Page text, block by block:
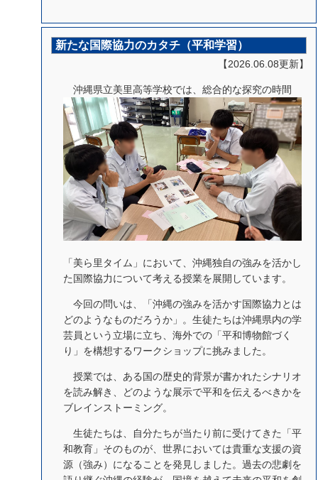
新たな国際協力のカタチ（平和学習）
【2026.06.08更新】
沖縄県立美里高等学校では、総合的な探究の時間
「美ら里タイム」において、沖縄独自の強みを活かし
た国際協力について考える授業を展開しています。
今回の問いは、「沖縄の強みを活かす国際協力とは
どのようなものだろうか」。生徒たちは沖縄県内の学
芸員という立場に立ち、海外での「平和博物館づく
り」を構想するワークショップに挑みました。
授業では、ある国の歴史的背景が書かれたシナリオ
を読み解き、どのような展示で平和を伝えるべきかを
ブレインストーミング。
生徒たちは、自分たちが当たり前に受けてきた「平
和教育」そのものが、世界においては貴重な支援の資
源（強み）になることを発見しました。過去の悲劇を